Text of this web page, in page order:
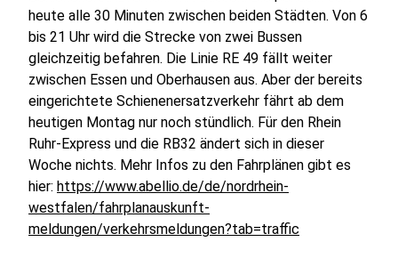
heute alle 30 Minuten zwischen beiden Städten. Von 6
bis 21 Uhr wird die Strecke von zwei Bussen
gleichzeitig befahren. Die Linie RE 49 fällt weiter
zwischen Essen und Oberhausen aus. Aber der bereits
eingerichtete Schienenersatzverkehr fährt ab dem
heutigen Montag nur noch stündlich. Für den Rhein
Ruhr-Express und die RB32 ändert sich in dieser
Woche nichts. Mehr Infos zu den Fahrplänen gibt es
hier: https://www.abellio.de/de/nordrhein-
westfalen/fahrplanauskunft-
meldungen/verkehrsmeldungen?tab=traffic